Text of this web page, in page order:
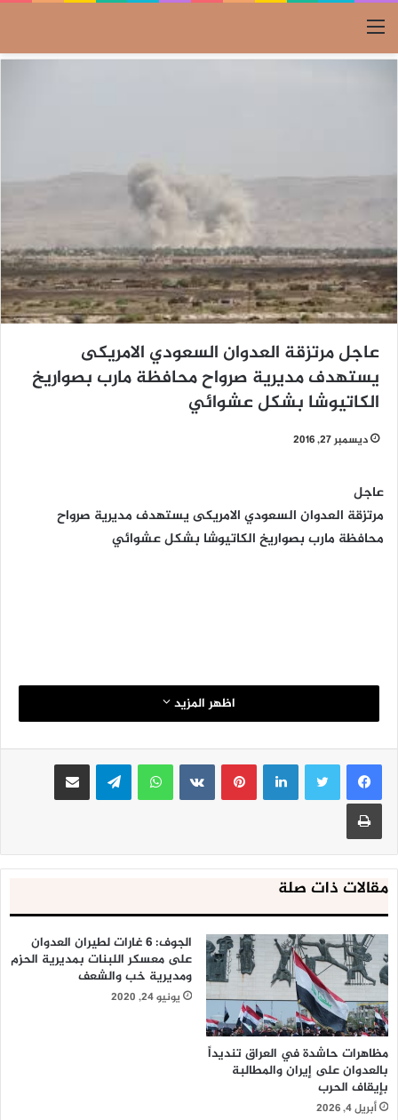
القائمة
عاجل مرتزقة العدوان السعودي الامريكى
يستهدف مديرية صرواح محافظة مارب بصواريخ
الكاتيوشا بشكل عشوائي
ديسمبر 27, 2016
عاجل
مرتزقة العدوان السعودي الامريكى يستهدف مديرية صرواح
محافظة مارب بصواريخ الكاتيوشا بشكل عشوائي
اظهر المزيد
لينكدإنبينتيريست واتساب تيلقرام مشاركة عبر البريد
طباعة
مقالات ذات صلة
مظاهرات حاشدة في العراق تنديداً
بالعدوان على إيران والمطالبة
بإيقاف الحرب
أبريل 4, 2026
الجوف: 6 غارات لطيران العدوان
على معسكر اللبنات بمديرية الحزم
ومديرية خب والشعف
يونيو 24, 2020